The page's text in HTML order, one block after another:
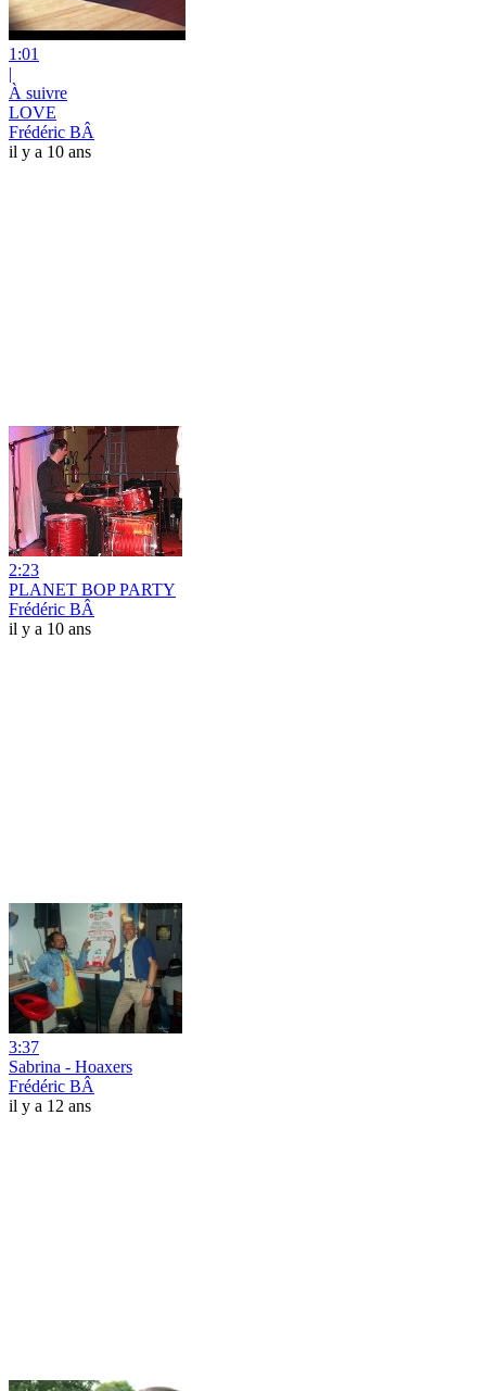
1:01
|
À suivre
LOVE
Frédéric BÂ
il y a 10 ans
2:23
PLANET BOP PARTY
Frédéric BÂ
il y a 10 ans
3:37
Sabrina - Hoaxers
Frédéric BÂ
il y a 12 ans